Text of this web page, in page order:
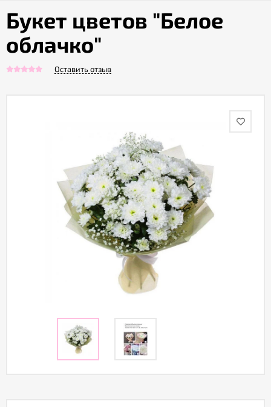
Гарантии
Букет цветов "Белое
облачко"
Оставить отзыв